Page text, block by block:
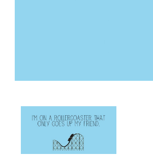
NAVIGATION